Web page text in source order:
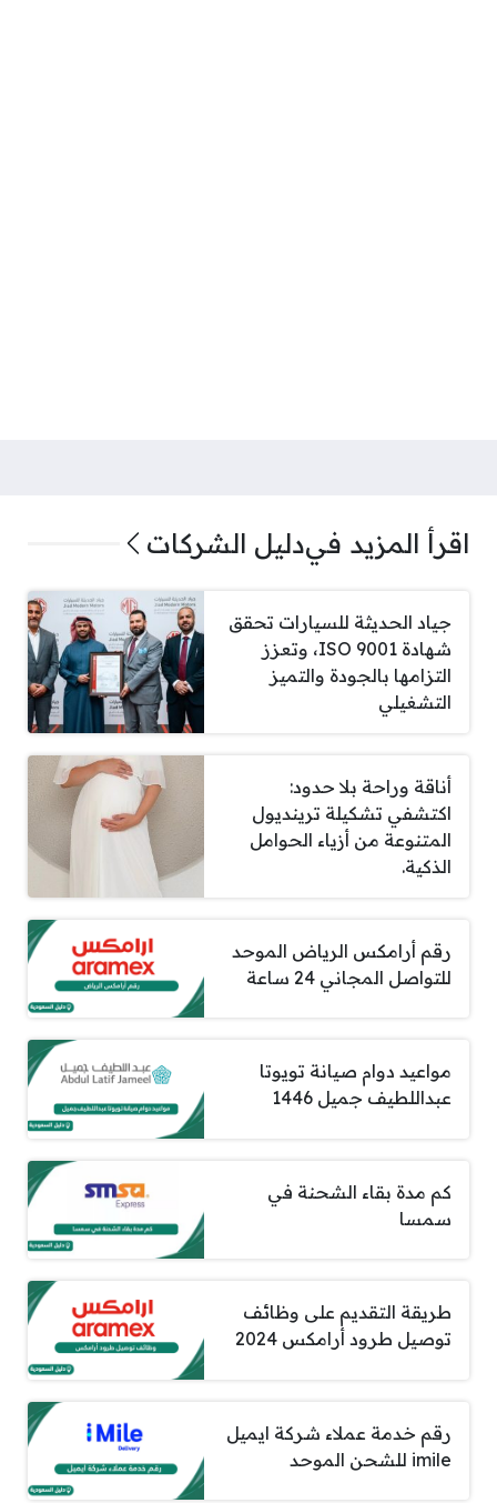
اقرأ المزيد فيدليل الشركات
جياد الحديثة للسيارات تحقق
شهادة ISO 9001، وتعزز
التزامها بالجودة والتميز
التشغيلي
أناقة وراحة بلا حدود:
اكتشفي تشكيلة ترينديول
المتنوعة من أزياء الحوامل
الذكية.
رقم أرامكس الرياض الموحد
للتواصل المجاني 24 ساعة
مواعيد دوام صيانة تويوتا
عبداللطيف جميل 1446
كم مدة بقاء الشحنة في
سمسا
طريقة التقديم على وظائف
توصيل طرود أرامكس 2024
رقم خدمة عملاء شركة ايميل
imile للشحن الموحد